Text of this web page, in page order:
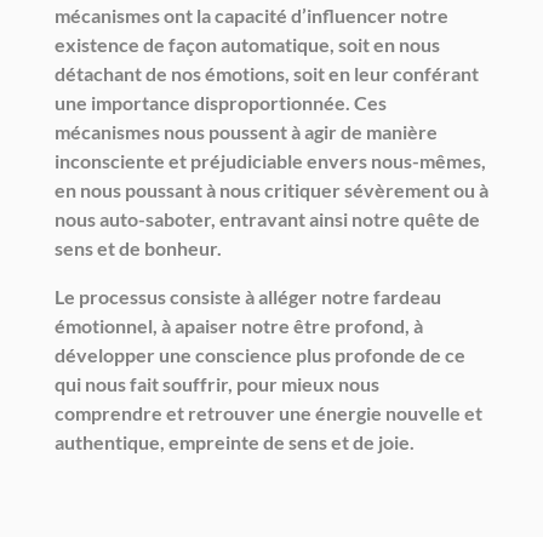
mécanismes ont la capacité d’influencer notre
existence de façon automatique, soit en nous
détachant de nos émotions, soit en leur conférant
une importance disproportionnée. Ces
mécanismes nous poussent à agir de manière
inconsciente et préjudiciable envers nous-mêmes,
en nous poussant à nous critiquer sévèrement ou à
nous auto-saboter, entravant ainsi notre quête de
sens et de bonheur.
Le processus consiste à alléger notre fardeau
émotionnel, à apaiser notre être profond, à
développer une conscience plus profonde de ce
qui nous fait souffrir, pour mieux nous
comprendre et retrouver une énergie nouvelle et
authentique, empreinte de sens et de joie.